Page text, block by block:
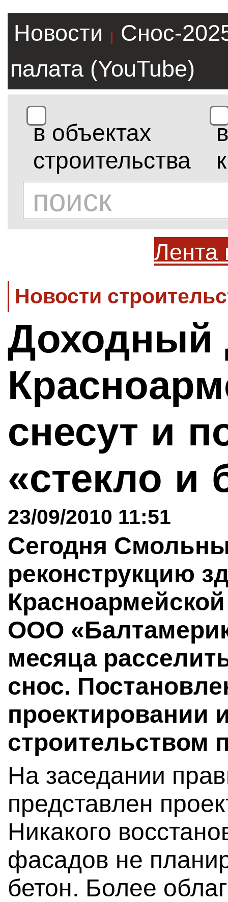
Новости |
Снос-
палата (YouTube)
в объектах
строительства
в
Лента
Новости
Доходный
снесут и
«стекло и
23/09/2010 11:51
Сегодня
реконструкцию
ООО
месяца
снос.
проектировании
строительством
На заседании
представлен
Никакого
фасадов не
бетон. Более